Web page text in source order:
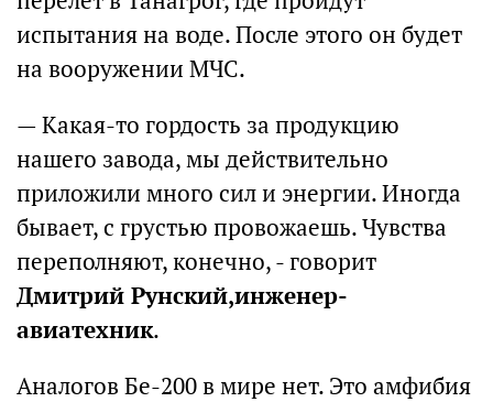
испытания на воде. После этого он будет
на вооружении МЧС.
— Какая-то гордость за продукцию
нашего завода, мы действительно
приложили много сил и энергии. Иногда
бывает, с грустью провожаешь. Чувства
переполняют, конечно, - говорит
Дмитрий Рунский,инженер-
авиатехник.
Аналогов Бе-200 в мире нет. Это амфибия